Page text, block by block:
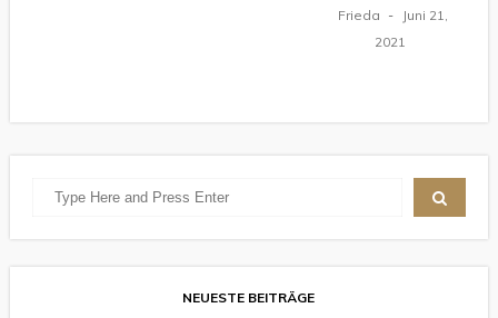
Frieda
Juni 21,
2021
NEUESTE BEITRÄGE